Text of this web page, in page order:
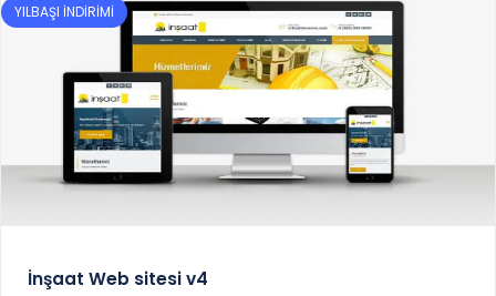
YILBAŞI İNDİRİMİ
İnşaat Web sitesi v4